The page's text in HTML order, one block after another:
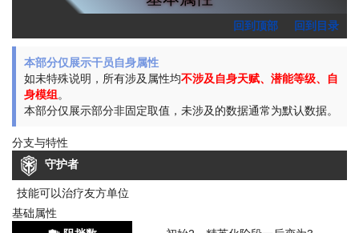
回到顶部 回到目录
本部分仅展示干员自身属性
如未特殊说明，所有涉及属性均不涉及自身天赋、潜能等级、自
身模组 。
本部分仅展示部分非固定取值，未涉及的数据通常为默认数据。
分支与特性
守护者
技能可以治疗友方单位
基础属性